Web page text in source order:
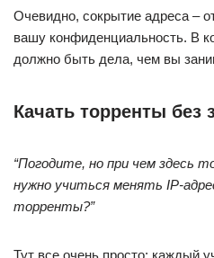
Очевидно, сокрытие адреса –
вашу конфиденциальность. В
должно быть дела, чем вы
Качать торренты без
“Погодите, но при чем здесь
нужно учиться менять IP-
торренты?”
Тут все очень просто: каждый